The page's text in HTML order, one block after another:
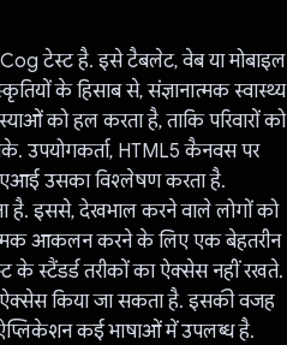
टेस्ट है. इसे टैबलेट, वेब या मोबाइल
के हिसाब से, संज्ञानात्मक स्वास्थ्य
को हल करता है, ताकि परिवारों को
उपयोगकर्ता, HTML5 कैनवस पर
एआई उसका विश्लेषण करता है.
है. इससे, देखभाल करने वाले लोगों को
आकलन करने के लिए एक बेहतरीन
के स्टैंडर्ड तरीकों का ऐक्सेस नहीं रखते.
ऐक्सेस किया जा सकता है. इसकी वजह
कई भाषाओं में उपलब्ध है.